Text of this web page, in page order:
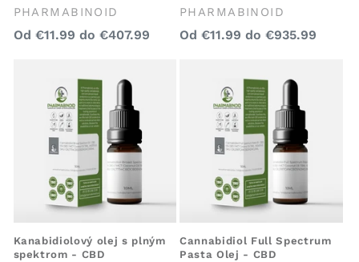
Predajca:
PHARMABINOID
Bežná
Od €11.99 do €407.99
Predajca:
PHARMABINOID
Bežná
Od €11.99 do €935.99
Kanabidiolový olej s plným
spektrom - CBD
Cannabidiol Full Spectrum
Pasta Olej - CBD